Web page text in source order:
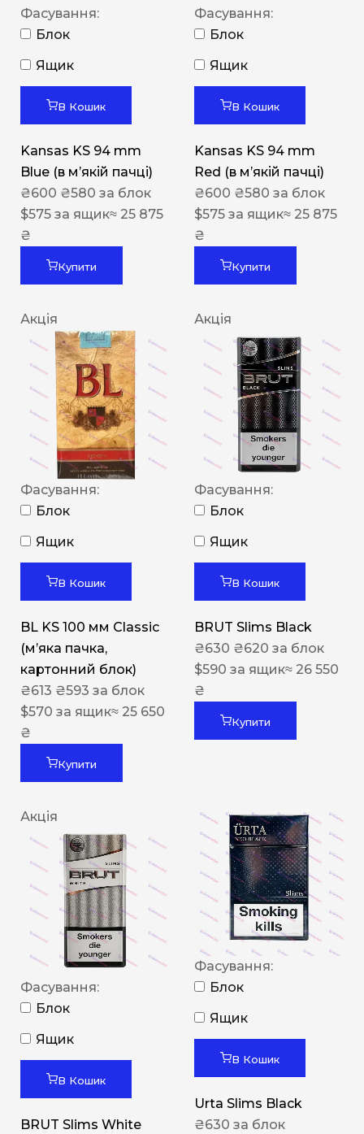
Фасування:
Блок
Ящик
В Кошик
Kansas KS 94 mm
Blue (в мʼякій пачці)
₴600 ₴580 за блок
$575 за ящик≈ 25 875
₴
Купити
Фасування:
Блок
Ящик
В Кошик
Kansas KS 94 mm
Red (в мʼякій пачці)
₴600 ₴580 за блок
$575 за ящик≈ 25 875
₴
Купити
Акція
Фасування:
Блок
Ящик
В Кошик
BL KS 100 мм Classic
(м’яка пачка,
картонний блок)
₴613 ₴593 за блок
$570 за ящик≈ 25 650
₴
Купити
Акція
Фасування:
Блок
Ящик
В Кошик
BRUT Slims Black
₴630 ₴620 за блок
$590 за ящик≈ 26 550
₴
Купити
Акція
Фасування:
Блок
Ящик
В Кошик
BRUT Slims White
Фасування:
Блок
Ящик
В Кошик
Urta Slims Black
₴630 за блок